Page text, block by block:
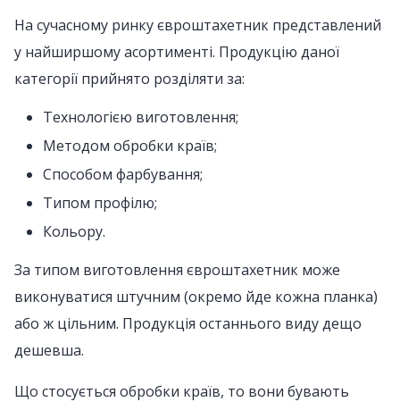
На сучасному ринку євроштахетник представлений
у найширшому асортименті. Продукцію даної
категорії прийнято розділяти за:
Технологією виготовлення;
Методом обробки країв;
Способом фарбування;
Типом профілю;
Кольору.
За типом виготовлення євроштахетник може
виконуватися штучним (окремо йде кожна планка)
або ж цільним. Продукція останнього виду дещо
дешевша.
Що стосується обробки країв, то вони бувають